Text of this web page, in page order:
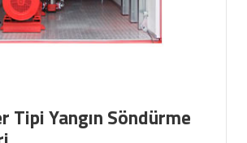
Tipi Yangın Söndürme